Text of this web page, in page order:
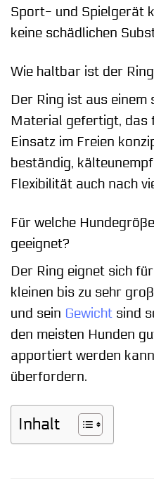
Sport- und Spielgerät
keine schädlichen
Wie haltbar ist der
Der Ring ist aus
Material gefertigt, das
Einsatz im Freien
beständig,
Flexibilität auch nach
Für welche
geeignet?
Der Ring eignet sich
kleinen bis zu sehr
und sein Gewicht sind
den meisten Hunden
apportiert werden
überfordern.
Inhalt